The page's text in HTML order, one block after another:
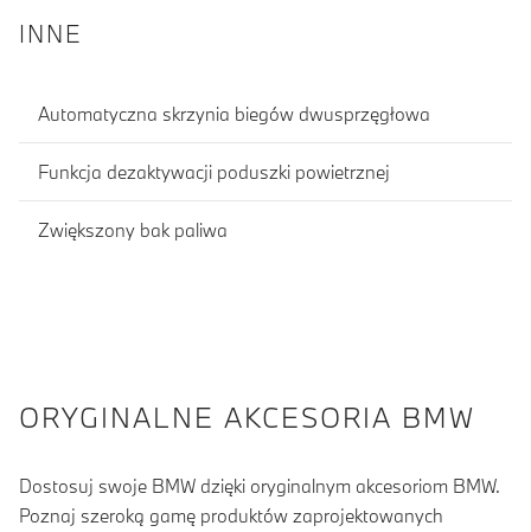
INNE
Automatyczna skrzynia biegów dwusprzęgłowa
Funkcja dezaktywacji poduszki powietrznej
Zwiększony bak paliwa
ORYGINALNE AKCESORIA BMW
Dostosuj swoje BMW dzięki oryginalnym akcesoriom BMW.
Poznaj szeroką gamę produktów zaprojektowanych